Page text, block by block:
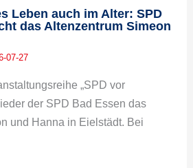
Leben auch im Alter: SPD
das Altenzentrum Simeon
07-27
„SPD vor
der SPD Bad Essen das
und Hanna in Eielstädt. Bei